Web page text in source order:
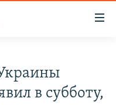
в субботу,